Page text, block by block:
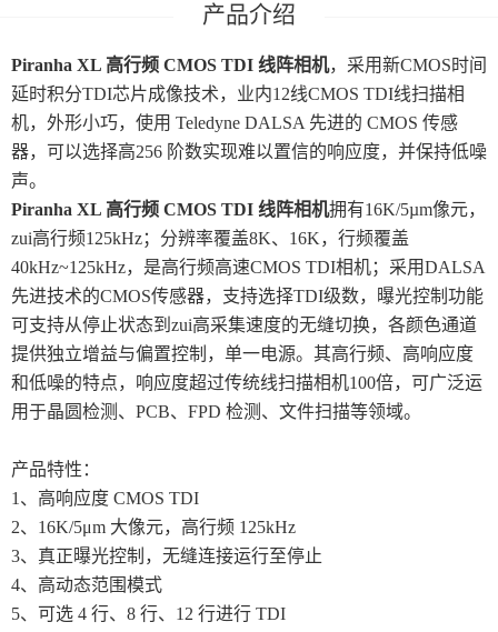
Piranha XL 高行频 CMOS TDI 线阵相机，采用新CMOS时间
延时积分TDI芯片成像技术，业内12线CMOS TDI线扫描相
机，外形小巧，使用 Teledyne DALSA 先进的 CMOS 传感
器，可以选择高256 阶数实现难以置信的响应度，并保持低噪
声。
Piranha XL 高行频 CMOS TDI 线阵相机拥有16K/5µm像元，
zui高行频125kHz；分辨率覆盖8K、16K，行频覆盖
40kHz~125kHz，是高行频高速CMOS TDI相机；采用DALSA
先进技术的CMOS传感器，支持选择TDI级数，曝光控制功能
可支持从停止状态到zui高采集速度的无缝切换，各颜色通道
提供独立增益与偏置控制，单一电源。其高行频、高响应度
和低噪的特点，响应度超过传统线扫描相机100倍，可广泛运
用于晶圆检测、PCB、FPD 检测、文件扫描等领域。
产品特性：
1、高响应度 CMOS TDI
2、16K/5μm 大像元，高行频 125kHz
3、真正曝光控制，无缝连接运行至停止
4、高动态范围模式
5、可选 4 行、8 行、12 行进行 TDI